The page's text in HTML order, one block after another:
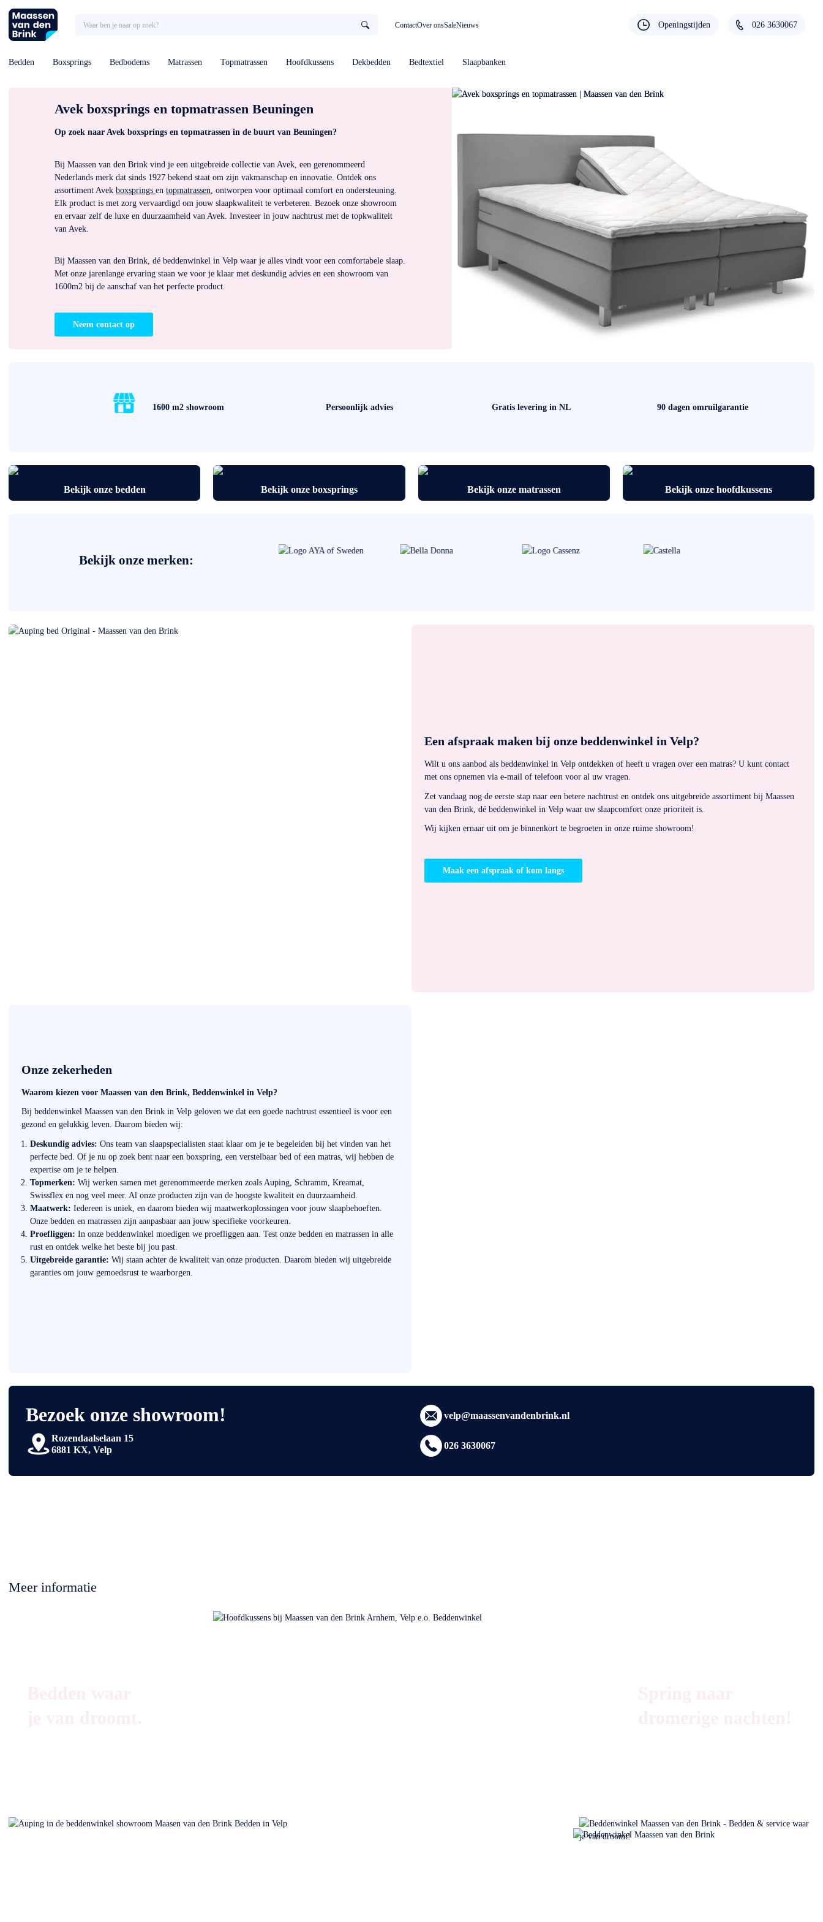
ContactOver onsSaleNieuws Openingstijden 026 3630067
Bedden Boxsprings Bedbodems Matrassen Topmatrassen Hoofdkussens Dekbedden Bedtextiel Slaapbanken
Avek boxsprings en topmatrassen Beuningen
Op zoek naar Avek boxsprings en topmatrassen in de buurt van Beuningen?
Bij Maassen van den Brink vind je een uitgebreide collectie van Avek, een gerenommeerd
Nederlands merk dat sinds 1927 bekend staat om zijn vakmanschap en innovatie. Ontdek ons
assortiment Avek boxsprings en topmatrassen , ontworpen voor optimaal comfort en ondersteuning.
Elk product is met zorg vervaardigd om jouw slaapkwaliteit te verbeteren. Bezoek onze showroom
en ervaar zelf de luxe en duurzaamheid van Avek. Investeer in jouw nachtrust met de topkwaliteit
van Avek.
Bij Maassen van den Brink, dé beddenwinkel in Velp waar je alles vindt voor een comfortabele slaap.
Met onze jarenlange ervaring staan we voor je klaar met deskundig advies en een showroom van
1600m2 bij de aanschaf van het perfecte product.
Neem contact op
1600 m2 showroom Persoonlijk advies Gratis levering in NL 90 dagen omruilgarantie
Bekijk onze bedden Bekijk onze boxsprings Bekijk onze matrassen Bekijk onze hoofdkussens
Bekijk onze merken:
Een afspraak maken bij onze beddenwinkel in Velp?
Wilt u ons aanbod als beddenwinkel in Velp ontdekken of heeft u vragen over een matras? U kunt contact
met ons opnemen via e-mail of telefoon voor al uw vragen.
Zet vandaag nog de eerste stap naar een betere nachtrust en ontdek ons uitgebreide assortiment bij Maassen
van den Brink, dé beddenwinkel in Velp waar uw slaapcomfort onze prioriteit is.
Wij kijken ernaar uit om je binnenkort te begroeten in onze ruime showroom!
Maak een afspraak of kom langs
Onze zekerheden
Waarom kiezen voor Maassen van den Brink, Beddenwinkel in Velp?
Bij beddenwinkel Maassen van den Brink in Velp geloven we dat een goede nachtrust essentieel is voor een
gezond en gelukkig leven. Daarom bieden wij:
Deskundig advies: Ons team van slaapspecialisten staat klaar om je te begeleiden bij het vinden van het
perfecte bed. Of je nu op zoek bent naar een boxspring, een verstelbaar bed of een matras, wij hebben de
expertise om je te helpen.
Topmerken: Wij werken samen met gerenommeerde merken zoals Auping, Schramm, Kreamat,
Swissflex en nog veel meer. Al onze producten zijn van de hoogste kwaliteit en duurzaamheid.
Maatwerk: Iedereen is uniek, en daarom bieden wij maatwerkoplossingen voor jouw slaapbehoeften.
Onze bedden en matrassen zijn aanpasbaar aan jouw specifieke voorkeuren.
Proefliggen: In onze beddenwinkel moedigen we proefliggen aan. Test onze bedden en matrassen in alle
rust en ontdek welke het beste bij jou past.
Uitgebreide garantie: Wij staan achter de kwaliteit van onze producten. Daarom bieden wij uitgebreide
garanties om jouw gemoedsrust te waarborgen.
Bezoek onze showroom!
Rozendaalselaan 15
6881 KX, Velp
velp@maassenvandenbrink.nl
026 3630067
Meer informatie